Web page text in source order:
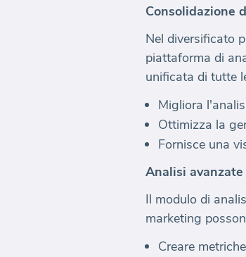
Consolidazione
Nel diversificato
piattaforma di
unificata di tutte
Migliora
Ottimizza la
Fornisce una
Analisi
Il modulo di
marketing
Creare